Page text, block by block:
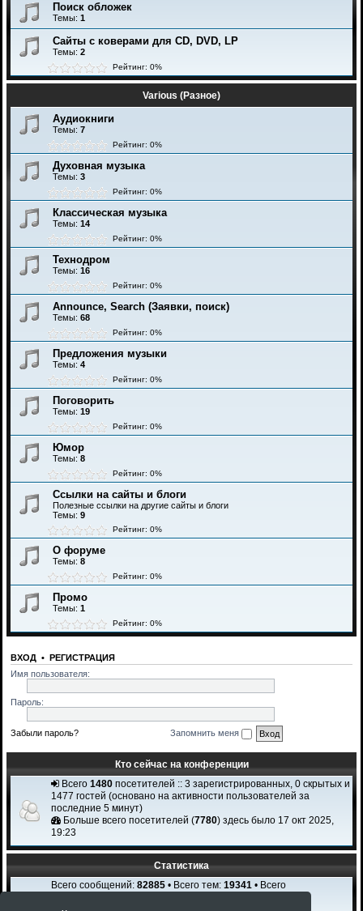
Поиск обложек
Темы: 1
Сайты с коверами для CD, DVD, LP
Темы: 2
Рейтинг: 0%
Various (Разное)
Аудиокниги
Темы: 7
Рейтинг: 0%
Духовная музыка
Темы: 3
Рейтинг: 0%
Классическая музыка
Темы: 14
Рейтинг: 0%
Технодром
Темы: 16
Рейтинг: 0%
Announce, Search (Заявки, поиск)
Темы: 68
Рейтинг: 0%
Предложения музыки
Темы: 4
Рейтинг: 0%
Поговорить
Темы: 19
Рейтинг: 0%
Юмор
Темы: 8
Рейтинг: 0%
Ссылки на сайты и блоги
Полезные ссылки на другие сайты и блоги
Темы: 9
Рейтинг: 0%
О форуме
Темы: 8
Рейтинг: 0%
Промо
Темы: 1
Рейтинг: 0%
ВХОД • РЕГИСТРАЦИЯ
Имя пользователя:
Пароль:
Забыли пароль? Запомнить меня
Кто сейчас на конференции
Всего 1480 посетителей :: 3 зарегистрированных, 0 скрытых и
1477 гостей (основано на активности пользователей за
последние 5 минут)
Больше всего посетителей (7780) здесь было 17 окт 2025,
19:23
Статистика
Всего сообщений: 82885 • Всего тем: 19341 • Всего